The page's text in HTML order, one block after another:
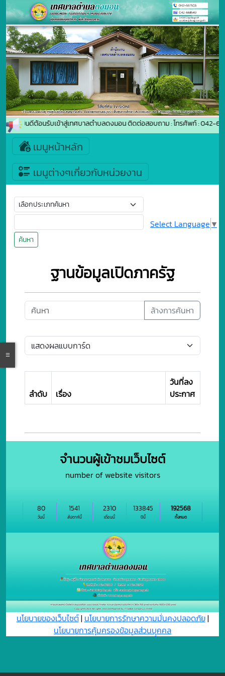
ยินดีต้อนรับเข้าสู่เทศบาลตำบลดงมอน ติดต่อสอบถาม : โทรศัพท์ : 042-
เมนูหน้าหลัก
เมนูต่างๆเกี่ยวกับหน่วยงาน
ค้นหา
Select Language ▼
ฐานข้อมูลเปิดภาครัฐ
ล้างการค้นหา
ลำดับ เรื่อง
วันที่ลง
ประกาศ
จำนวนผู้เข้าชมเว็บไซต์
number of website visitors
วันนี้
80
สัปดาห์นี้
1541
เดือนนี้
2310
ปีนี้
133845
ทั้งหมด
192568
นโยบายของเว็บไซต์| นโยบายการรักษาความมั่นคงปลอดภัย|
นโยบายการคุ้มครองข้อมูลส่วนบุุคคล